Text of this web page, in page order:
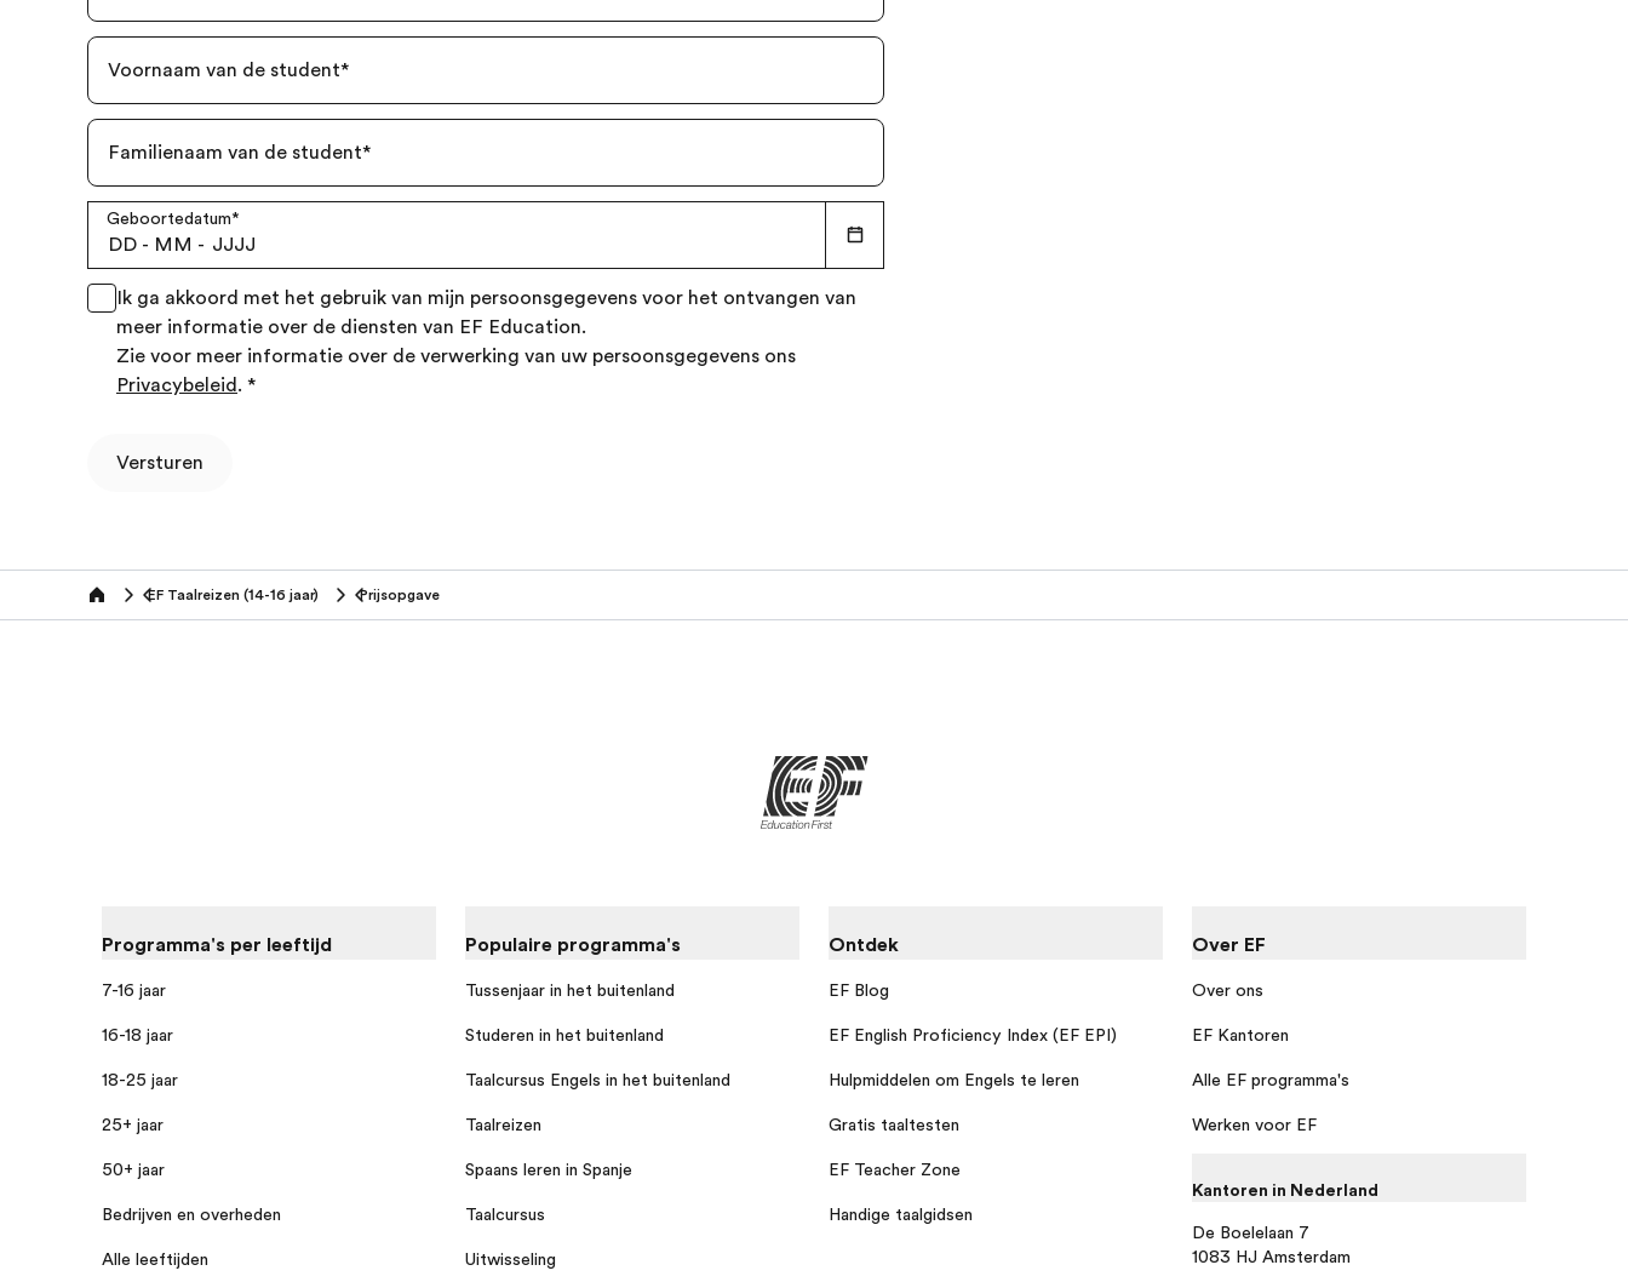
Voornaam van de student*
Familienaam van de student*
Geboortedatum*
DD - MM - JJJJ
Ik ga akkoord met het gebruik van mijn persoonsgegevens voor het ontvangen van
meer informatie over de diensten van EF Education.
Zie voor meer informatie over de verwerking van uw persoonsgegevens ons
Privacybeleid . *
Versturen
Home EF Taalreizen (14-16 jaar) Prijsopgave
Programma's per leeftijd
7-16 jaar
16-18 jaar
18-25 jaar
25+ jaar
50+ jaar
Bedrijven en overheden
Alle leeftijden
Populaire programma's
Tussenjaar in het buitenland
Studeren in het buitenland
Taalcursus Engels in het buitenland
Taalreizen
Spaans leren in Spanje
Taalcursus
Uitwisseling
Ontdek
EF Blog
EF English Proficiency Index (EF EPI)
Hulpmiddelen om Engels te leren
Gratis taaltesten
EF Teacher Zone
Handige taalgidsen
Over EF
Over ons
EF Kantoren
Alle EF programma's
Werken voor EF
Kantoren in Nederland
De Boelelaan 7
1083 HJ Amsterdam